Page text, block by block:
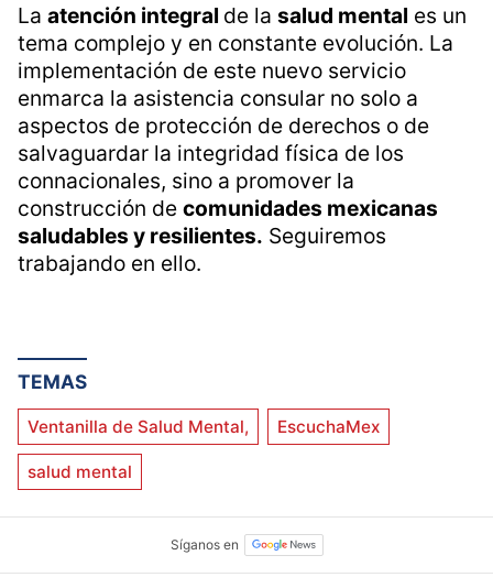
La atención integral de la salud mental es un
tema complejo y en constante evolución. La
implementación de este nuevo servicio
enmarca la asistencia consular no solo a
aspectos de protección de derechos o de
salvaguardar la integridad física de los
connacionales, sino a promover la
construcción de comunidades mexicanas
saludables y resilientes. Seguiremos
trabajando en ello.
TEMAS
Ventanilla de Salud Mental, EscuchaMex
salud mental